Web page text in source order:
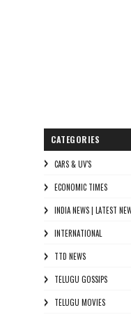
CATEGORIES
CARS & UV'S
ECONOMIC TIMES
INDIA NEWS | LATEST
INTERNATIONAL
TTD NEWS
TELUGU GOSSIPS
TELUGU MOVIES